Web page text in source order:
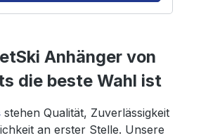
Anhänger von
die beste Wahl ist
stehen Qualität, Zuverlässigkeit
an erster Stelle. Unsere